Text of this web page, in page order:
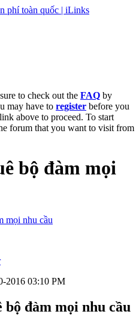
to check out the FAQ by
may have to register before you
above to proceed. To start
forum that you want to visit from
bộ đàm mọi
mọi nhu cầu
2016 03:10 PM
bộ đàm mọi nhu cầu